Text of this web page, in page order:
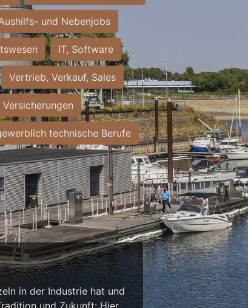
und Nebenjobs
IT, Software
Vertrieb, Verkauf, Sales
Versicherungen
technische Berufe
in der Industrie hat und